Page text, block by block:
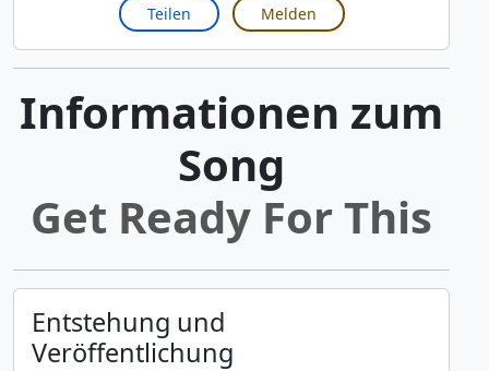
Teilen Melden
Informationen zum
Song
Get Ready For This
Entstehung und
Veröffentlichung